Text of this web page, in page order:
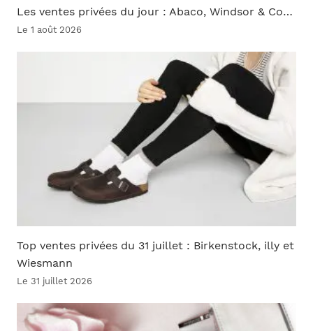
Les ventes privées du jour : Abaco, Windsor & Co…
Le 1 août 2026
Top ventes privées du 31 juillet : Birkenstock, illy et
Wiesmann
Le 31 juillet 2026